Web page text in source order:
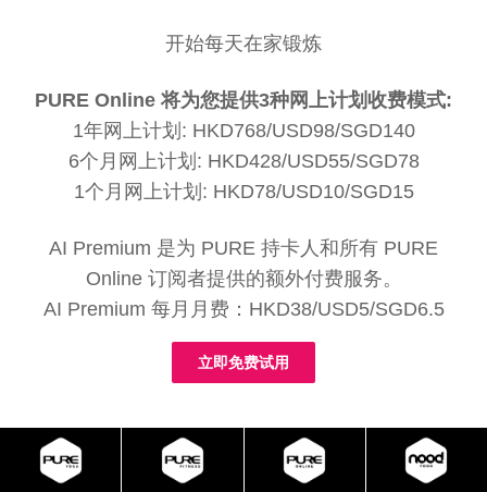
开始每天在家锻炼
PURE Online 将为您提供3种网上计划收费模式:
1年网上计划: HKD768/USD98/SGD140
6个月网上计划: HKD428/USD55/SGD78
1个月网上计划: HKD78/USD10/SGD15
AI Premium 是为 PURE 持卡人和所有 PURE
Online 订阅者提供的额外付费服务。
AI Premium 每月月费：HKD38/USD5/SGD6.5
立即免费试用